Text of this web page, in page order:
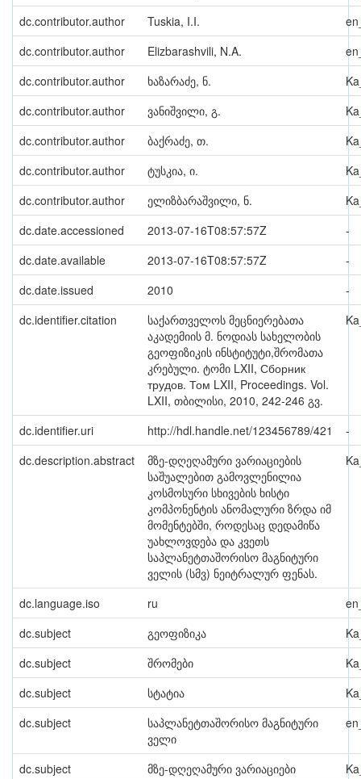
dc.contributor.author
Tuskia, I.I.
dc.contributor.author
Elizbarashvili, N.A.
dc.contributor.author
ხაზარაძე, ნ.
dc.contributor.author
ვანიშვილი, გ.
dc.contributor.author
ბაქრაძე, თ.
dc.contributor.author
ტუსკია, ი.
dc.contributor.author
ელიზბარაშვილი, ნ.
dc.date.accessioned
2013-07-16T08:57:57Z
-
dc.date.available
2013-07-16T08:57:57Z
-
dc.date.issued
2010
-
dc.identifier.citation
საქართველოს მეცნიერებათა
აკადემიის მ. ნოდიას სახელობის
გეოფიზიკის ინსტიტუტი,შრომათა
კრებული. ტომი LXII, Сборник
трудов. Том LXII, Proceedings. Vol.
LXII, თბილისი, 2010, 242-246 გვ.
dc.identifier.uri http://hdl.handle.net/123456789/421
-
dc.description.abstract
მზე-დღეღამური ვარიაციების
საშუალებით გამოვლენილია
კოსმოსური სხივების ხისტი
კომპონენტის ანომალური ზრდა იმ
მომენტებში, როდესაც დედამიწა
უახლოვდება და კვეთს
საპლანეტთაშორისო მაგნიტური
ველის (სმვ) ნეიტრალურ ფენას.
dc.language.iso ru
dc.subject
გეოფიზიკა
dc.subject
შრომები
dc.subject
სტატია
dc.subject
საპლანეტთაშორისო მაგნიტური
ველი
dc.subject მზე-დღეღამური ვარიაციები